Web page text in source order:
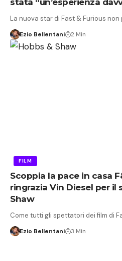
stata “un’esperienza
La nuova star di Fast & Furious
Ezio Bellentani 2 Min
FILM
Scoppia la pace in casa
ringrazia Vin Diesel per il
Shaw
Come tutti gli spettatori dei film di
Ezio Bellentani 3 Min